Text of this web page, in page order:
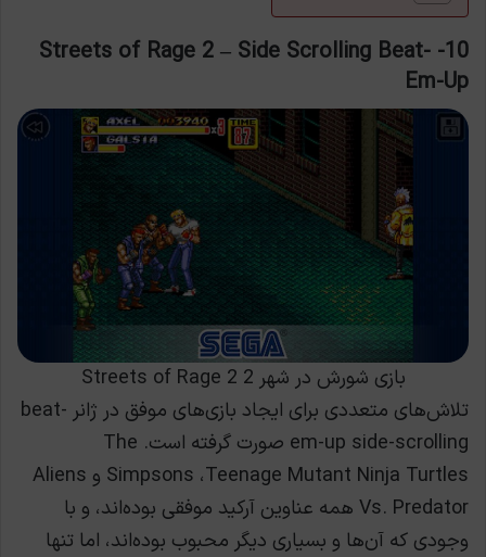
10- Streets of Rage 2 – Side Scrolling Beat-
Em-Up
بازی شورش در شهر 2 Streets of Rage 2
تلاش‌های متعددی برای ایجاد بازی‌های موفق در ژانر beat-
em-up side-scrolling صورت گرفته است. The
Simpsons ،Teenage Mutant Ninja Turtles و Aliens
Vs. Predator همه عناوین آرکید موفقی بوده‌اند، و با
وجودی که آن‌ها و بسیاری دیگر محبوب بوده‌اند، اما تنها